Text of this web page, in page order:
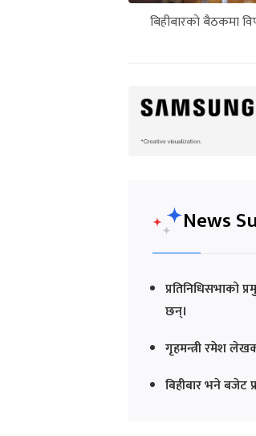
बिहीबारकाे बैठकमा
News
प्रतिनिधिसभाको
छन्।
गृहमन्त्री रमेश
बिहीबार भने बजेट